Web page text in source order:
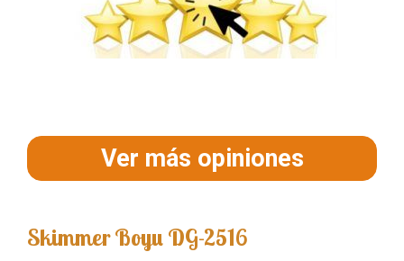
Ver más opiniones
Skimmer Boyu DG-2516